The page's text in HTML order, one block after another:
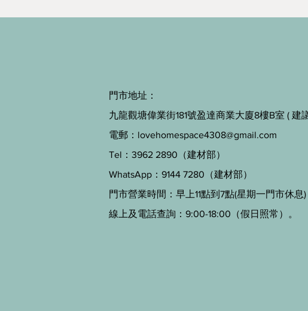
門市地址：
九龍觀塘偉業街181號盈達商業大廈8樓B室 ( 建
電郵： lovehomespace4308@gmail.com
Tel：3962 2890（建材部）
WhatsApp：9144 7280（建材部）
門市營業時間：早上11點到7點(星期一門市休息)
線上及電話查詢：9:00-18:00（假日照常）。